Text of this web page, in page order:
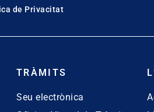
de Privacitat
TRÀMITS
Seu electrònica